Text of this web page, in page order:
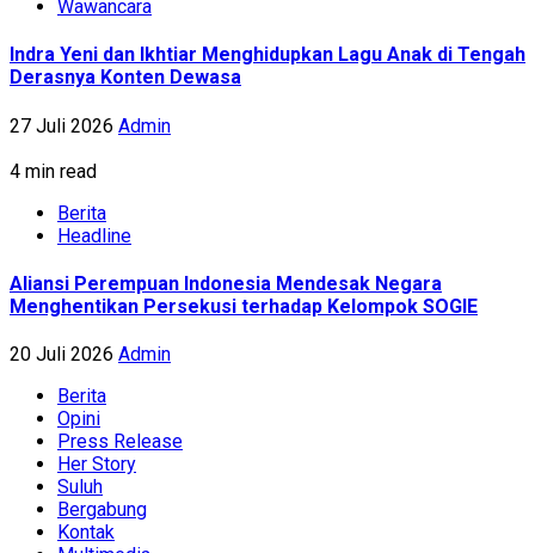
Wawancara
Indra Yeni dan Ikhtiar Menghidupkan Lagu Anak di Tengah
Derasnya Konten Dewasa
27 Juli 2026 Admin
4 min read
Berita
Headline
Aliansi Perempuan Indonesia Mendesak Negara
Menghentikan Persekusi terhadap Kelompok SOGIE
20 Juli 2026 Admin
Berita
Opini
Press Release
Her Story
Suluh
Bergabung
Kontak